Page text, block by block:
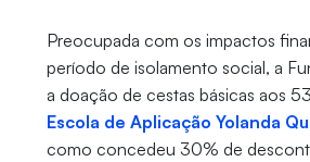
Preocupada com os impactos
período de isolamento social, a
a doação de cestas básicas aos
Escola de Aplicação Yolanda
como concedeu 30% de